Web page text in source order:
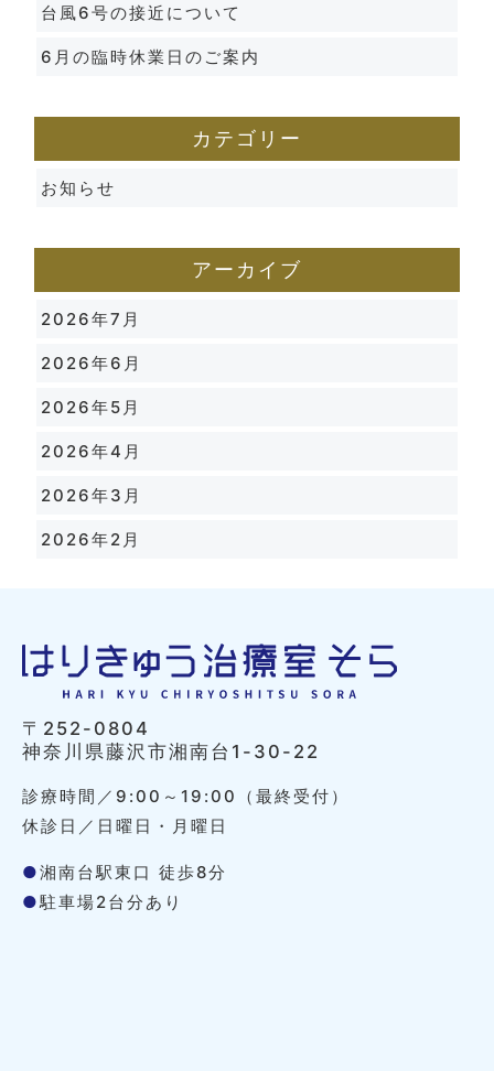
台風6号の接近について
6月の臨時休業日のご案内
カテゴリー
お知らせ
アーカイブ
2026年7月
2026年6月
2026年5月
2026年4月
2026年3月
2026年2月
〒252-0804
神奈川県藤沢市湘南台1-30-22
診療時間／9:00～19:00（最終受付）
休診日／日曜日・月曜日
●湘南台駅東口 徒歩8分
●駐車場2台分あり